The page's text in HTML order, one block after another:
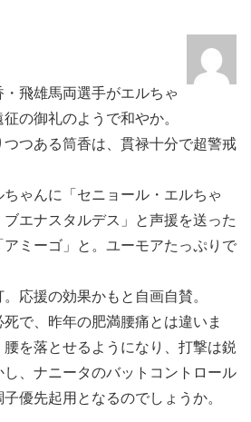
飛雄馬両選手がエルちゃ
の御礼のようで和やか。
つある筒香は、貫禄十分で超警戒
ゃんに「セニョール・エルちゃ
エナスタルデス」と声援を送った
ミーゴ」と。ユーモアたっぷりで
応援の効果かもと自画自賛。
で、昨年の肥満腰痛とは違いま
を落とせるようになり、打撃は鋭
し、ナニータのバットコントロール
優先起用となるのでしょうか。